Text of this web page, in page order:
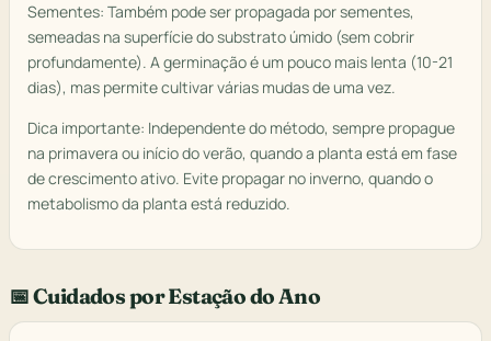
Sementes: Também pode ser propagada por sementes,
semeadas na superfície do substrato úmido (sem cobrir
profundamente). A germinação é um pouco mais lenta (10-21
dias), mas permite cultivar várias mudas de uma vez.
Dica importante: Independente do método, sempre propague
na primavera ou início do verão, quando a planta está em fase
de crescimento ativo. Evite propagar no inverno, quando o
metabolismo da planta está reduzido.
📅 Cuidados por Estação do Ano